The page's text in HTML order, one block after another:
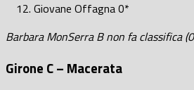
Giovane Offagna 0*
Barbara MonSerra B non fa classifica
Girone C – Macerata